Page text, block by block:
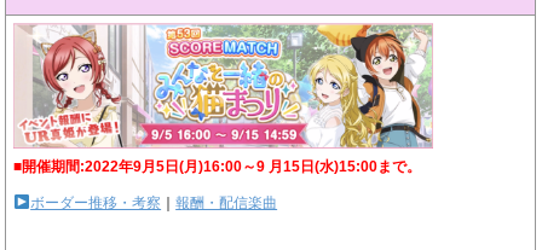
■開催期間:2022年9月5日(月)16:00～9 月15日(水)15:00まで。
ボーダー推移・考察 ｜報酬・配信楽曲